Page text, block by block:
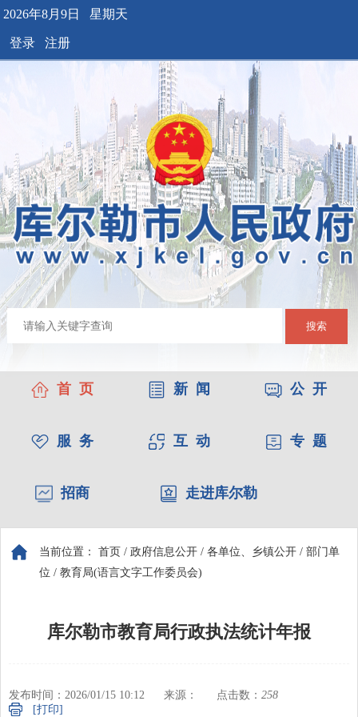
2026年8月9日 星期天
登录 注册
搜索
首 页 新 闻 公 开
服 务 互 动 专 题
招商 走进库尔勒
当前位置： 首页 / 政府信息公开 / 各单位、乡镇公开 / 部门单
位 / 教育局(语言文字工作委员会)
库尔勒市教育局行政执法统计年报
发布时间：2026/01/15 10:12 来源： 点击数： 258
[打印]